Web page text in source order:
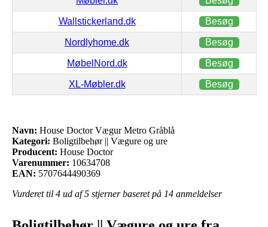
Wallstickerland.dk Besøg
Nordlyhome.dk Besøg
MøbelNord.dk Besøg
XL-Møbler.dk Besøg
Navn: House Doctor Vægur Metro Gråblå
Kategori: Boligtilbehør || Vægure og ure
Producent: House Doctor
Varenummer: 10634708
EAN: 5707644490369
Vurderet til 4 ud af 5 stjerner baseret på 14 anmeldelser